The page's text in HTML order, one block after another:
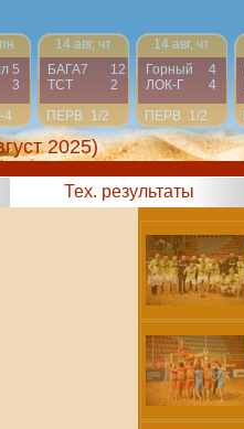
5
3
4
14 авг, чт
БАГА7
12
ТСТ
2
ПЕРВ
1/2
14 авг, чт
Горный
4
ЛОК-Г
4
ПЕРВ
1/2
2025)
Тех. результаты